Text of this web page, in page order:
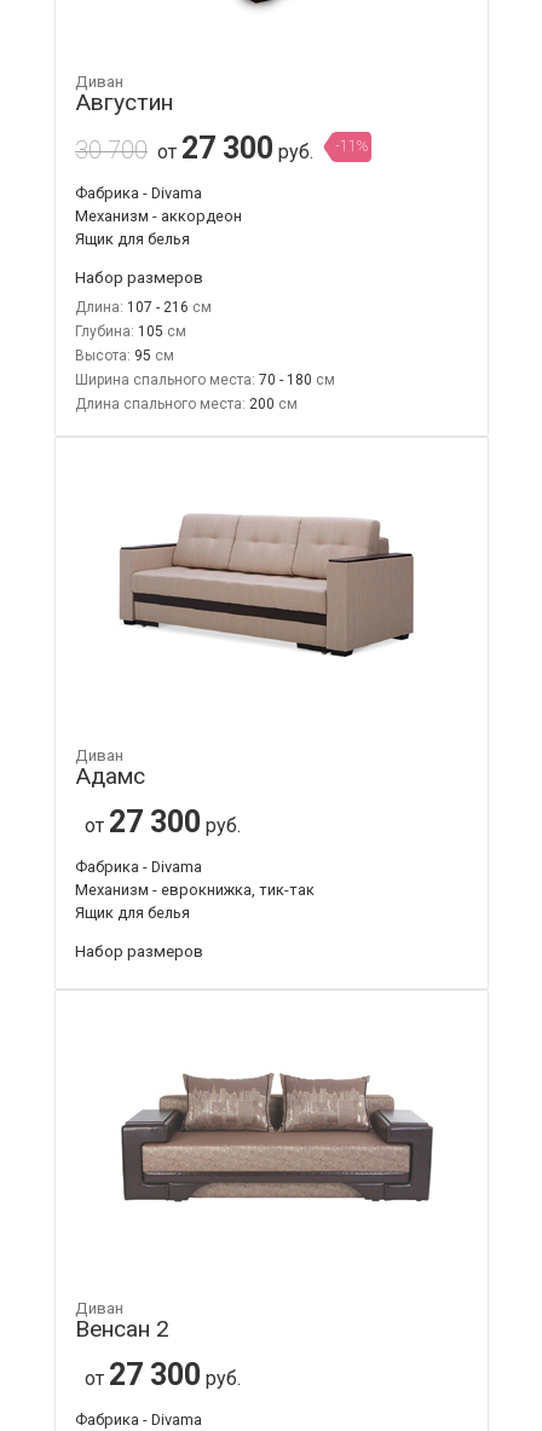
Диван
Августин
30 700 от 27 300 руб. -11%
Фабрика - Divama
Механизм - аккордеон
Ящик для белья
Набор размеров
Длина: 107 - 216
Глубина: 105
Высота: 95
Ширина спального места: 70 - 180
Длина спального места: 200
Диван
Адамс
от 27 300 руб.
Фабрика - Divama
Механизм - еврокнижка, тик-так
Ящик для белья
Набор размеров
Диван
Венсан 2
от 27 300 руб.
Фабрика - Divama